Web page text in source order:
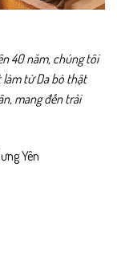
40 năm, chúng tôi
từ Da bò thật
mang đến trải
Yên